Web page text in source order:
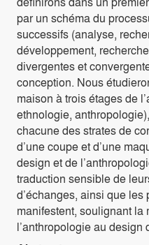
par un schéma du
successifs (analyse,
développement,
divergentes et
conception. Nous
maison à trois étages de
ethnologie,
chacune des strates de
d’une coupe et d’une
design et de
traduction sensible de
d’échanges, ainsi que
manifestent, soulignant la
l’anthropologie au design